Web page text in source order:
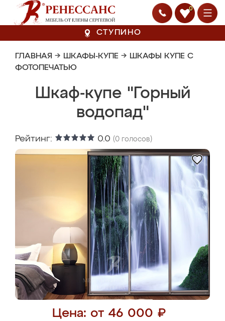
0
СТУПИНО
ГЛАВНАЯ → ШКАФЫ-КУПЕ → ШКАФЫ КУПЕ С
ФОТОПЕЧАТЬЮ
Шкаф-купе "Горный
водопад"
Рейтинг: 0.0 (0 голосов)
Цена: от 46 000 ₽